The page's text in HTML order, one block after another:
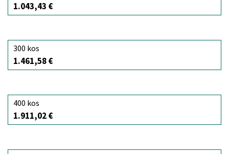
1.043,43 €
300 kos
1.461,58 €
400 kos
1.911,02 €